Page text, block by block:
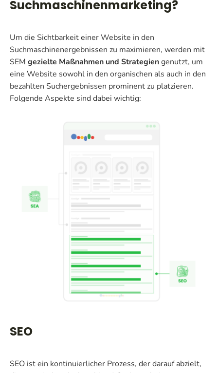
Suchmaschinenmarketing?
Um die Sichtbarkeit einer Website in den
Suchmaschinenergebnissen zu maximieren, werden mit
SEM gezielte Maßnahmen und Strategiengenutzt, um
eine Website sowohl in den organischen als auch in den
bezahlten Suchergebnissen prominent zu platzieren.
Folgende Aspekte sind dabei wichtig:
SEO
SEO ist ein kontinuierlicher Prozess, der darauf abzielt,